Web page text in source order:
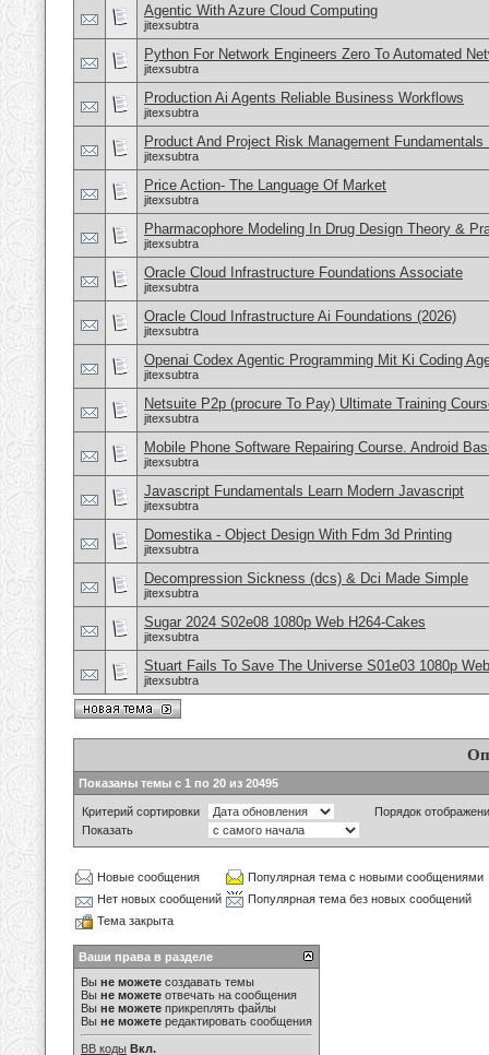
Agentic With Azure Cloud Computing
jitexsubtra
Python For Network Engineers Zero To Automated
jitexsubtra
Production Ai Agents Reliable Business Workflows
jitexsubtra
Product And Project Risk Management Fundamentals
jitexsubtra
Price Action- The Language Of Market
jitexsubtra
Pharmacophore Modeling In Drug Design Theory &
jitexsubtra
Oracle Cloud Infrastructure Foundations Associate
jitexsubtra
Oracle Cloud Infrastructure Ai Foundations (2026)
jitexsubtra
Openai Codex Agentic Programming Mit Ki Coding
jitexsubtra
Netsuite P2p (procure To Pay) Ultimate Training
jitexsubtra
Mobile Phone Software Repairing Course. Android
jitexsubtra
Javascript Fundamentals Learn Modern Javascript
jitexsubtra
Domestika - Object Design With Fdm 3d Printing
jitexsubtra
Decompression Sickness (dcs) & Dci Made Simple
jitexsubtra
Sugar 2024 S02e08 1080p Web H264-Cakes
jitexsubtra
Stuart Fails To Save The Universe S01e03 1080p
jitexsubtra
Показаны темы с 1 по 20 из 20495
Критерий сортировки
Порядок
Показать
Новые сообщения
Популярная тема с новыми сообщениями
Нет новых сообщений
Популярная тема без новых сообщений
Тема закрыта
Ваши права в разделе
Вы не можете создавать темы
Вы не можете отвечать на сообщения
Вы не можете прикреплять файлы
Вы не можете редактировать сообщения
BB коды Вкл.